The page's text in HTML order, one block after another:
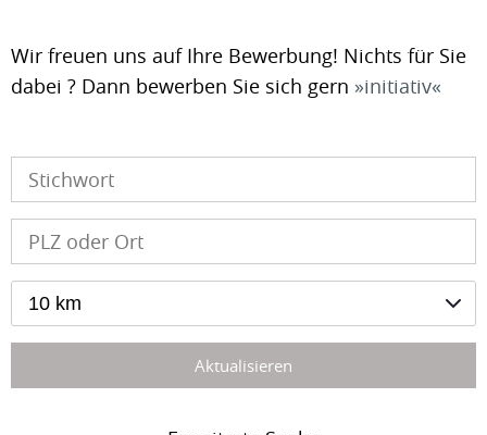
Wir freuen uns auf Ihre Bewerbung! Nichts für Sie
dabei ? Dann bewerben Sie sich gern
initiativ
10 km
Aktualisieren